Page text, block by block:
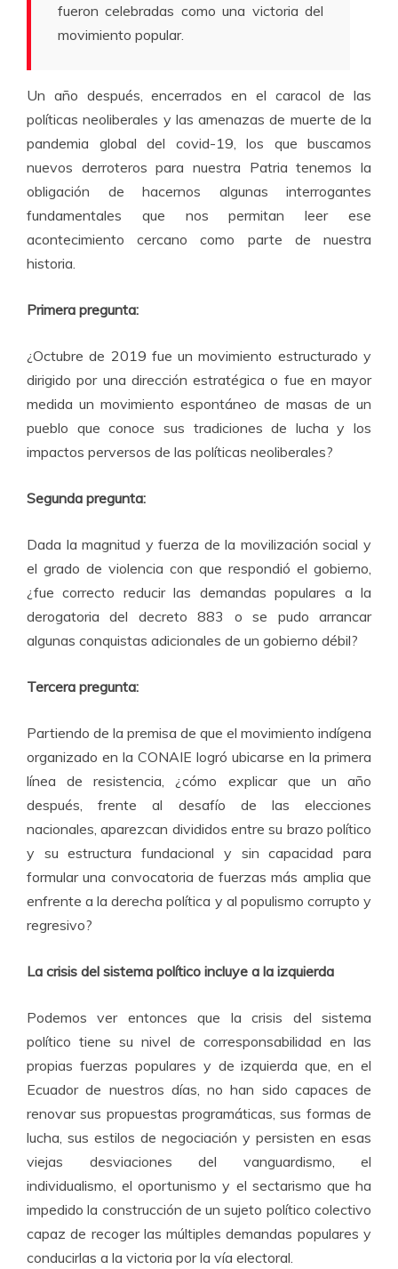
fueron celebradas como una victoria del
movimiento popular.
Un año después, encerrados en el caracol de las
políticas neoliberales y las amenazas de muerte de la
pandemia global del covid-19, los que buscamos
nuevos derroteros para nuestra Patria tenemos la
obligación de hacernos algunas interrogantes
fundamentales que nos permitan leer ese
acontecimiento cercano como parte de nuestra
historia.
Primera pregunta:
¿Octubre de 2019 fue un movimiento estructurado y
dirigido por una dirección estratégica o fue en mayor
medida un movimiento espontáneo de masas de un
pueblo que conoce sus tradiciones de lucha y los
impactos perversos de las políticas neoliberales?
Segunda pregunta:
Dada la magnitud y fuerza de la movilización social y
el grado de violencia con que respondió el gobierno,
¿fue correcto reducir las demandas populares a la
derogatoria del decreto 883 o se pudo arrancar
algunas conquistas adicionales de un gobierno débil?
Tercera pregunta:
Partiendo de la premisa de que el movimiento indígena
organizado en la CONAIE logró ubicarse en la primera
línea de resistencia, ¿cómo explicar que un año
después, frente al desafío de las elecciones
nacionales, aparezcan divididos entre su brazo político
y su estructura fundacional y sin capacidad para
formular una convocatoria de fuerzas más amplia que
enfrente a la derecha política y al populismo corrupto y
regresivo?
La crisis del sistema político incluye a la izquierda
Podemos ver entonces que la crisis del sistema
político tiene su nivel de corresponsabilidad en las
propias fuerzas populares y de izquierda que, en el
Ecuador de nuestros días, no han sido capaces de
renovar sus propuestas programáticas, sus formas de
lucha, sus estilos de negociación y persisten en esas
viejas desviaciones del vanguardismo, el
individualismo, el oportunismo y el sectarismo que ha
impedido la construcción de un sujeto político colectivo
capaz de recoger las múltiples demandas populares y
conducirlas a la victoria por la vía electoral.